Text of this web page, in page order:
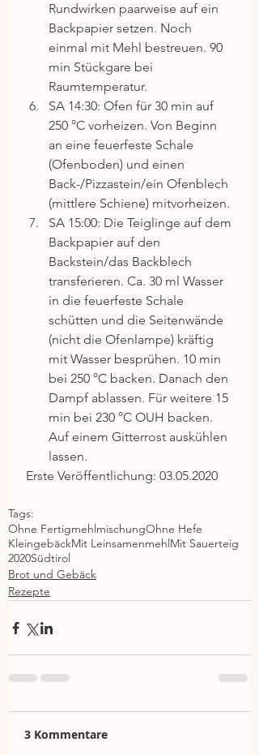
Rundwirken paarweise auf ein
Backpapier setzen. Noch
einmal mit Mehl bestreuen. 90
min Stückgare bei
Raumtemperatur.
SA 14:30: Ofen für 30 min auf
250 °C vorheizen. Von Beginn
an eine feuerfeste Schale
(Ofenboden) und einen
Back-/Pizzastein/ein Ofenblech
(mittlere Schiene) mitvorheizen.
SA 15:00: Die Teiglinge auf dem
Backpapier auf den
Backstein/das Backblech
transferieren. Ca. 30 ml Wasser
in die feuerfeste Schale
schütten und die Seitenwände
(nicht die Ofenlampe) kräftig
mit Wasser besprühen. 10 min
bei 250 °C backen. Danach den
Dampf ablassen. Für weitere 15
min bei 230 °C OUH backen.
Auf einem Gitterrost auskühlen
lassen.
Erste Veröffentlichung: 03.05.2020
Tags:
Ohne FertigmehlmischungOhne Hefe
KleingebäckMit LeinsamenmehlMit Sauerteig
2020Südtirol
Brot und Gebäck
Rezepte
3 Kommentare